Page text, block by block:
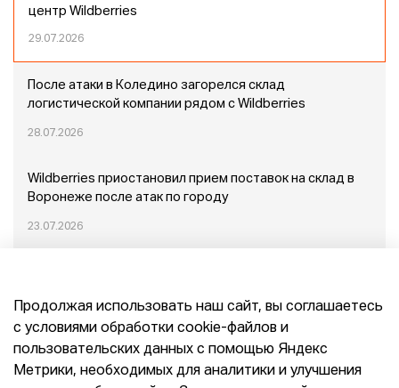
центр Wildberries
29.07.2026
После атаки в Коледино загорелся склад
логистической компании рядом с Wildberries
28.07.2026
Wildberries приостановил прием поставок на склад в
Воронеже после атак по городу
23.07.2026
Конец эпохи маркетплейсов: прогнозы сооснователя
Mr.Doors Максима Валецкого
Продолжая использовать наш сайт, вы соглашаетесь
с условиями обработки cookie-файлов и
пользовательских данных с помощью Яндекс
Метрики, необходимых для аналитики и улучшения